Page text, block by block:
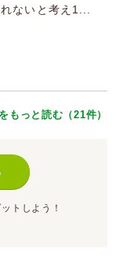
ないと考え1...
もっと読む（21件）
トしよう！